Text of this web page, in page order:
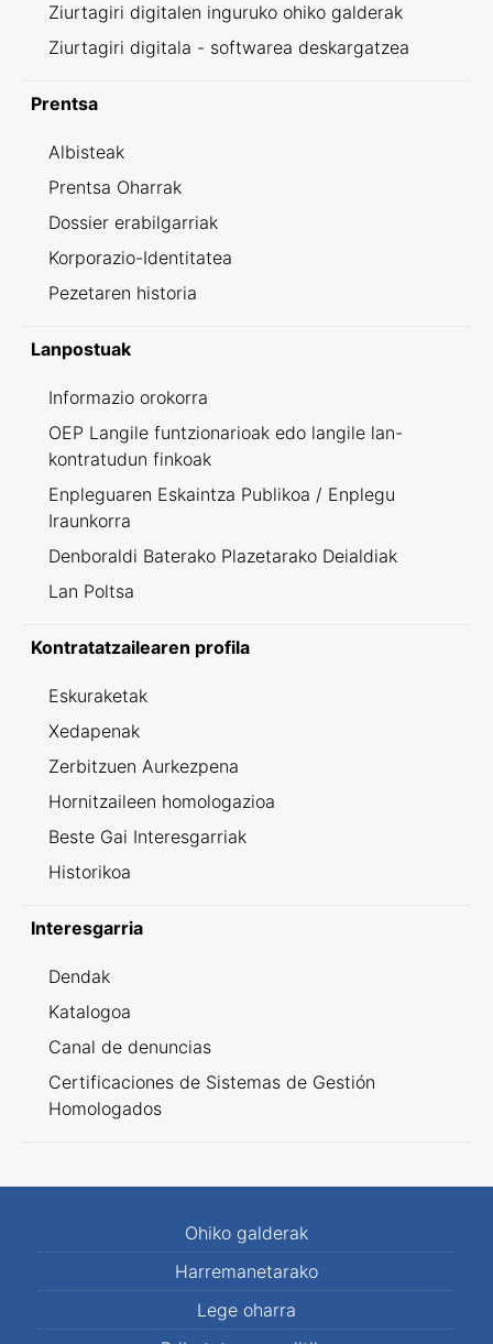
Ziurtagiri digitalen inguruko ohiko galderak
Ziurtagiri digitala - softwarea deskargatzea
Prentsa
Albisteak
Prentsa Oharrak
Dossier erabilgarriak
Korporazio-Identitatea
Pezetaren historia
Lanpostuak
Informazio orokorra
OEP Langile funtzionarioak edo langile lan-
kontratudun finkoak
Enpleguaren Eskaintza Publikoa / Enplegu
Iraunkorra
Denboraldi Baterako Plazetarako Deialdiak
Lan Poltsa
Kontratatzailearen profila
Eskuraketak
Xedapenak
Zerbitzuen Aurkezpena
Hornitzaileen homologazioa
Beste Gai Interesgarriak
Historikoa
Interesgarria
Dendak
Katalogoa
Canal de denuncias
Certificaciones de Sistemas de Gestión
Homologados
Ohiko galderak
Harremanetarako
Lege oharra